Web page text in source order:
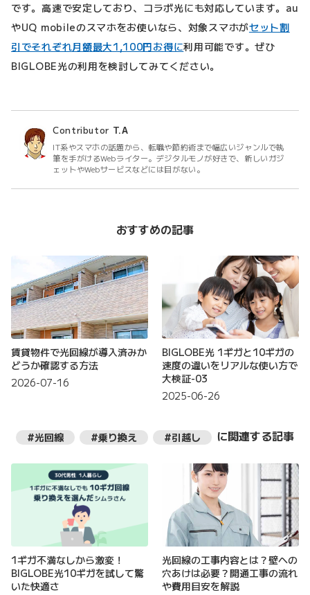
です。高速で安定しており、コラボ光にも対応しています。au
やUQ mobileのスマホをお使いなら、対象スマホがセット割
引でそれぞれ月額最大1,100円お得に利用可能です。ぜひ
BIGLOBE光の利用を検討してみてください。
Contributor T.A
IT系やスマホの話題から、転職や節約術まで幅広いジャンルで執
筆を手がけるWebライター。デジタルモノが好きで、新しいガジ
ェットやWebサービスなどには目がない。
おすすめの記事
賃貸物件で光回線が導入済みか
どうか確認する方法
2026-07-16
BIGLOBE光 1ギガと10ギガの
速度の違いをリアルな使い方で
大検証-03
2025-06-26
#光回線 #乗り換え #引越し に関連する記事
1ギガ不満なしから激変！
BIGLOBE光10ギガを試して驚
いた快適さ
光回線の工事内容とは？壁への
穴あけは必要？開通工事の流れ
や費用目安を解説